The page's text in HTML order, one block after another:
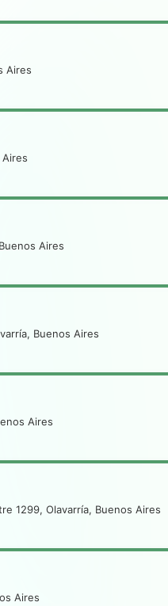
Aires
Aires
Aires
Buenos Aires
Aires
1299, Olavarría, Buenos Aires
Aires